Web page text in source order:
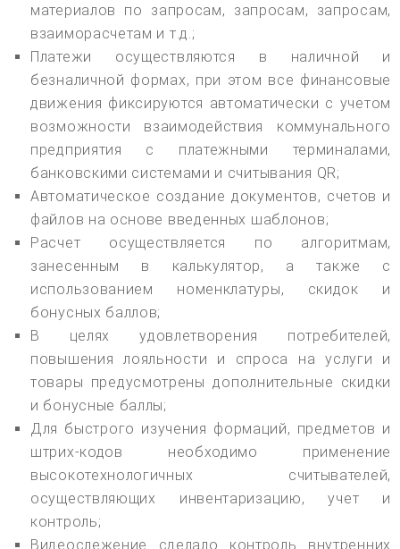
материалов по запросам, запросам, запросам,
взаиморасчетам и т.д.;
Платежи осуществляются в наличной и
безналичной формах, при этом все финансовые
движения фиксируются автоматически с учетом
возможности взаимодействия коммунального
предприятия с платежными терминалами,
банковскими системами и считывания QR;
Автоматическое создание документов, счетов и
файлов на основе введенных шаблонов;
Расчет осуществляется по алгоритмам,
занесенным в калькулятор, а также с
использованием номенклатуры, скидок и
бонусных баллов;
В целях удовлетворения потребителей,
повышения лояльности и спроса на услуги и
товары предусмотрены дополнительные скидки
и бонусные баллы;
Для быстрого изучения формаций, предметов и
штрих-кодов необходимо применение
высокотехнологичных считывателей,
осуществляющих инвентаризацию, учет и
контроль;
Видеослежение сделало контроль внутренних